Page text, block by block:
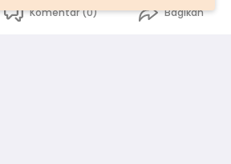
Komentar (0) Bagikan